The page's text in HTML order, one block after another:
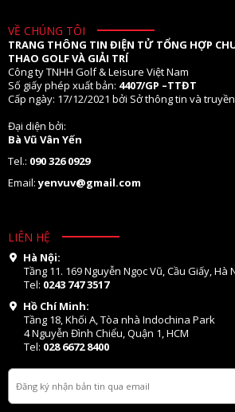
VỀ CHÚNG TÔI
TRANG THÔNG TIN ĐIỆN TỬ TỔNG HỢP
THAO GOLF VÀ GIẢI TRÍ
Công ty TNHH Golf & Leisure Việt Nam
Số giấy phép xuất bản: 4407/GP –TTĐT
Cấp ngày: 17/12/2021 bởi Sở thông tin và
Đại diện bởi:
Bà Vũ Vân Yến
Tel.: 090 326 0929
Email:yenvuv@gmail.com
LIÊN HỆ
Hà Nội:
Tầng 11. 169 Nguyễn Ngọc Vũ, Cầu Giấy, Hà
Tel: 0243 747 3517
Hồ Chí Minh:
Tầng 18, Khối A, Tòa nhà Indochina Park
4 Nguyễn Đình Chiểu, Quận 1, HCM
Tel: 028 6672 8400